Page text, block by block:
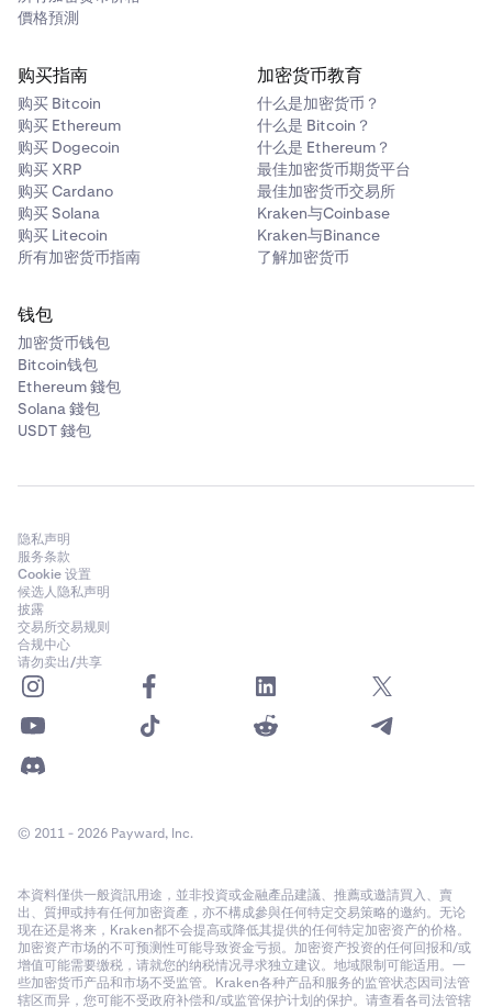
價格預測
购买指南
购买 Bitcoin
购买 Ethereum
购买 Dogecoin
购买 XRP
购买 Cardano
购买 Solana
购买 Litecoin
所有加密货币指南
加密货币教育
什么是加密货币？
什么是 Bitcoin？
什么是 Ethereum？
最佳加密货币期货平台
最佳加密货币交易所
Kraken与Coinbase
Kraken与Binance
了解加密货币
钱包
加密货币钱包
Bitcoin钱包
Ethereum 錢包
Solana 錢包
USDT 錢包
隐私声明
服务条款
Cookie 设置
候选人隐私声明
披露
交易所交易规则
合规中心
请勿卖出/共享
© 2011 - 2026 Payward, Inc.
本資料僅供一般資訊用途，並非投資或金融產品建議、推薦或邀請買入、賣
出、質押或持有任何加密資產，亦不構成參與任何特定交易策略的邀約。无论
现在还是将来，Kraken都不会提高或降低其提供的任何特定加密资产的价格。
加密资产市场的不可预测性可能导致资金亏损。加密资产投资的任何回报和/或
增值可能需要缴税，请就您的纳税情况寻求独立建议。地域限制可能适用。一
些加密货币产品和市场不受监管。Kraken各种产品和服务的监管状态因司法管
辖区而异，您可能不受政府补偿和/或监管保护计划的保护。请查看各司法管辖